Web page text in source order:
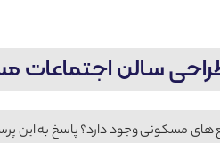
سالن اجتماعات
مسکونی وجود دارد؟ پاسخ به این